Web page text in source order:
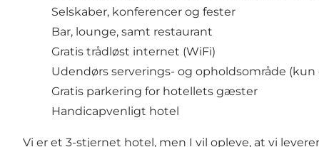
Selskaber, konferencer og fester
Bar, lounge, samt restaurant
Gratis trådløst internet (WiFi)
Udendørs serverings- og opholdsområde
Gratis parkering for hotellets gæster
Handicapvenligt hotel
Vi er et 3-stjernet hotel, men I vil opleve, at vi